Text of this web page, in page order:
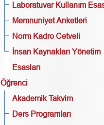
Laboratuvar Kullanım
Memnuniyet Anketleri
Norm Kadro Cetveli
İnsan Kaynakları Yönetim
Esasları
Öğrenci
Akademik Takvim
Ders Programları